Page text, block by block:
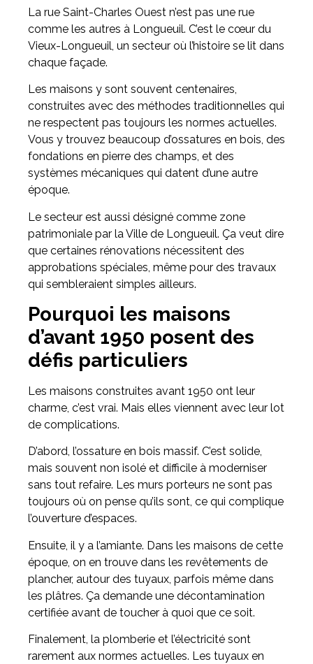
La rue Saint-Charles Ouest n’est pas une rue
comme les autres à Longueuil. C’est le cœur du
Vieux-Longueuil, un secteur où l’histoire se lit dans
chaque façade.
Les maisons y sont souvent centenaires,
construites avec des méthodes traditionnelles qui
ne respectent pas toujours les normes actuelles.
Vous y trouvez beaucoup d’ossatures en bois, des
fondations en pierre des champs, et des
systèmes mécaniques qui datent d’une autre
époque.
Le secteur est aussi désigné comme zone
patrimoniale par la Ville de Longueuil. Ça veut dire
que certaines rénovations nécessitent des
approbations spéciales, même pour des travaux
qui sembleraient simples ailleurs.
Pourquoi les maisons
d’avant 1950 posent des
défis particuliers
Les maisons construites avant 1950 ont leur
charme, c’est vrai. Mais elles viennent avec leur lot
de complications.
D’abord, l’ossature en bois massif. C’est solide,
mais souvent non isolé et difficile à moderniser
sans tout refaire. Les murs porteurs ne sont pas
toujours où on pense qu’ils sont, ce qui complique
l’ouverture d’espaces.
Ensuite, il y a l’amiante. Dans les maisons de cette
époque, on en trouve dans les revêtements de
plancher, autour des tuyaux, parfois même dans
les plâtres. Ça demande une décontamination
certifiée avant de toucher à quoi que ce soit.
Finalement, la plomberie et l’électricité sont
rarement aux normes actuelles. Les tuyaux en